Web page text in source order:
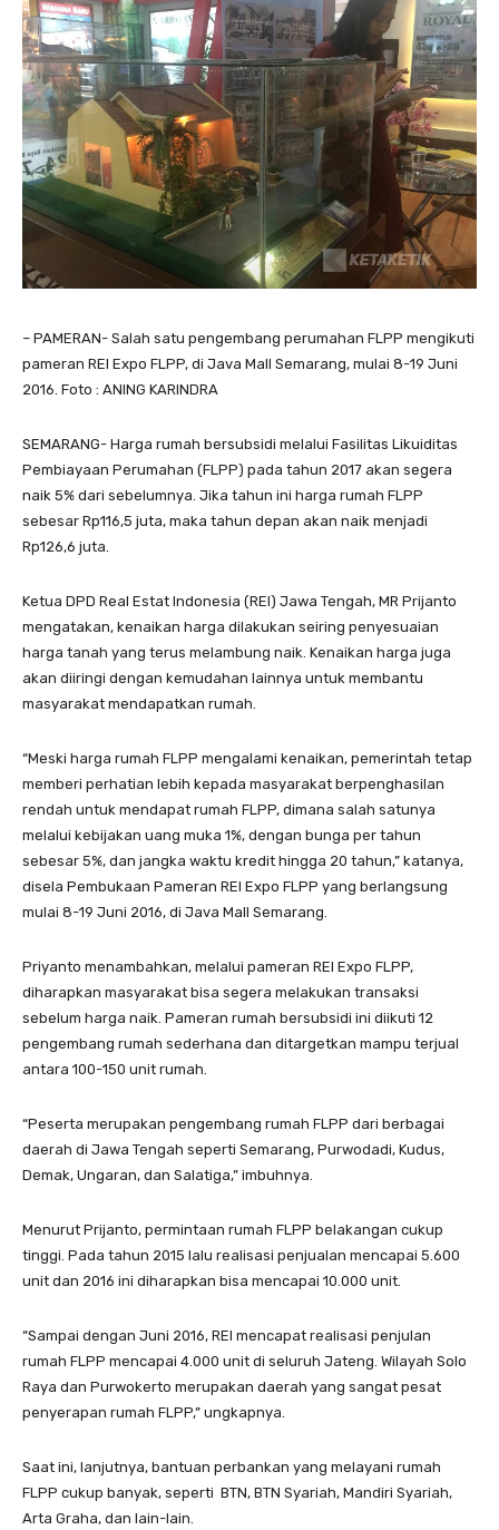
– PAMERAN- Salah satu pengembang perumahan FLPP mengikuti
pameran REI Expo FLPP, di Java Mall Semarang, mulai 8-19 Juni
2016. Foto : ANING KARINDRA
SEMARANG- Harga rumah bersubsidi melalui Fasilitas Likuiditas
Pembiayaan Perumahan (FLPP) pada tahun 2017 akan segera
naik 5% dari sebelumnya. Jika tahun ini harga rumah FLPP
sebesar Rp116,5 juta, maka tahun depan akan naik menjadi
Rp126,6 juta.
Ketua DPD Real Estat Indonesia (REI) Jawa Tengah, MR Prijanto
mengatakan, kenaikan harga dilakukan seiring penyesuaian
harga tanah yang terus melambung naik. Kenaikan harga juga
akan diiringi dengan kemudahan lainnya untuk membantu
masyarakat mendapatkan rumah.
“Meski harga rumah FLPP mengalami kenaikan, pemerintah tetap
memberi perhatian lebih kepada masyarakat berpenghasilan
rendah untuk mendapat rumah FLPP, dimana salah satunya
melalui kebijakan uang muka 1%, dengan bunga per tahun
sebesar 5%, dan jangka waktu kredit hingga 20 tahun,” katanya,
disela Pembukaan Pameran REI Expo FLPP yang berlangsung
mulai 8-19 Juni 2016, di Java Mall Semarang.
Priyanto menambahkan, melalui pameran REI Expo FLPP,
diharapkan masyarakat bisa segera melakukan transaksi
sebelum harga naik. Pameran rumah bersubsidi ini diikuti 12
pengembang rumah sederhana dan ditargetkan mampu terjual
antara 100-150 unit rumah.
“Peserta merupakan pengembang rumah FLPP dari berbagai
daerah di Jawa Tengah seperti Semarang, Purwodadi, Kudus,
Demak, Ungaran, dan Salatiga,” imbuhnya.
Menurut Prijanto, permintaan rumah FLPP belakangan cukup
tinggi. Pada tahun 2015 lalu realisasi penjualan mencapai 5.600
unit dan 2016 ini diharapkan bisa mencapai 10.000 unit.
“Sampai dengan Juni 2016, REI mencapat realisasi penjulan
rumah FLPP mencapai 4.000 unit di seluruh Jateng. Wilayah Solo
Raya dan Purwokerto merupakan daerah yang sangat pesat
penyerapan rumah FLPP,” ungkapnya.
Saat ini, lanjutnya, bantuan perbankan yang melayani rumah
FLPP cukup banyak, seperti BTN, BTN Syariah, Mandiri Syariah,
Arta Graha, dan lain-lain.